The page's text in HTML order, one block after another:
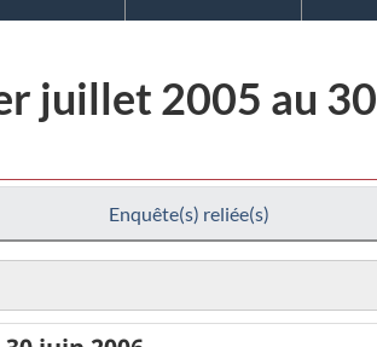
juillet 2005 au 30
Enquête(s) reliée(s)